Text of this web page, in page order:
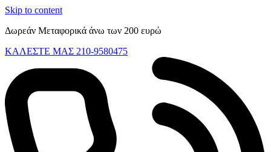
Skip to content
Δωρεάν Μεταφορικά άνω των 200 ευρώ
ΚΑΛΕΣΤΕ ΜΑΣ 210-9580475